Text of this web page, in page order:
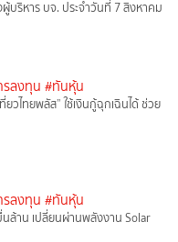
บริหาร บจ. ประจำวันที่ 7 สิงหาคม
รลงทุน #ทันหุ้น
ยวไทยพลัส” ใช้เงินกู้ฉุกเฉินได้ ช่วย
รลงทุน #ทันหุ้น
ล้าน เปลี่ยนผ่านพลังงาน Solar